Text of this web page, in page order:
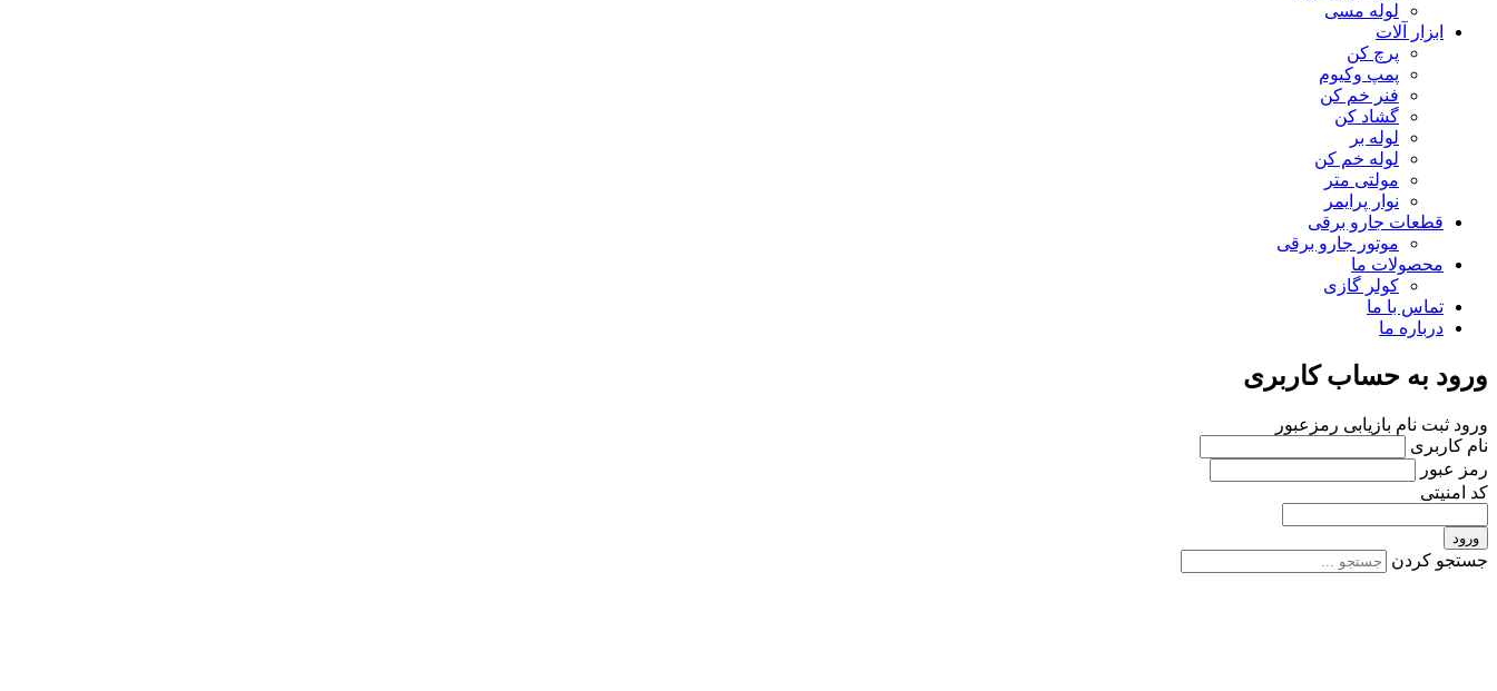
لوله مسی
ابزار آلات
پرچ کن
پمپ وکیوم
فنر خم کن
گشاد کن
لوله بر
لوله خم کن
مولتی متر
نوار پرایمر
قطعات جارو برقی
موتور جارو برقی
محصولات ما
کولر گازی
تماس با ما
درباره ما
ورود به حساب کاربری
ورود ثبت نام بازیابی رمزعبور
نام کاربری
رمز عبور
کد امنیتی
ورود
جستجو کردن